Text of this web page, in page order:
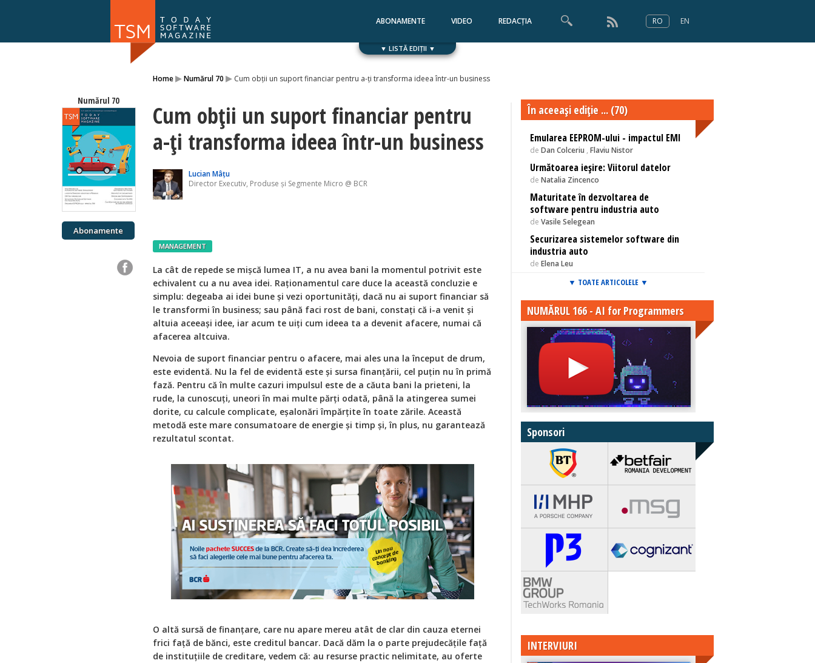
ABONAMENTE VIDEO REDACȚIA RO EN
▼ LISTĂ EDIȚII ▼
Home▸Numărul 70 ▸ Cum obții un suport financiar pentru a-ți transforma ideea într-un business
Numărul 70
Abonamente
Cum obții un suport financiar pentru
a-ți transforma ideea într-un business
Lucian Mâțu
Director Executiv, Produse și Segmente Micro @ BCR
MANAGEMENT
La cât de repede se mişcă lumea IT, a nu avea bani la momentul potrivit este
echivalent cu a nu avea idei. Raţionamentul care duce la această concluzie e
simplu: degeaba ai idei bune şi vezi oportunităţi, dacă nu ai suport financiar să
le transformi în business; sau până faci rost de bani, constaţi că i-a venit şi
altuia aceeaşi idee, iar acum te uiţi cum ideea ta a devenit afacere, numai că
afacerea altcuiva.
Nevoia de suport financiar pentru o afacere, mai ales una la început de drum,
este evidentă. Nu la fel de evidentă este şi sursa finanţării, cel puţin nu în primă
fază. Pentru că în multe cazuri impulsul este de a căuta bani la prieteni, la
rude, la cunoscuţi, uneori în mai multe părţi odată, până la atingerea sumei
dorite, cu calcule complicate, eşalonări împărţite în toate zările. Această
metodă este mare consumatoare de energie şi timp şi, în plus, nu garantează
rezultatul scontat.
O altă sursă de finanţare, care nu apare mereu atât de clar din cauza eternei
frici faţă de bănci, este creditul bancar. Dacă dăm la o parte prejudecăţile faţă
de instituţiile de creditare, vedem că: au resurse practic nelimitate, au oferte
În aceeaşi ediţie ... (70)
Emularea EEPROM-ului - impactul EMI
de Dan Colceriu , Flaviu Nistor
Următoarea ieșire: Viitorul datelor
de Natalia Zincenco
Maturitate în dezvoltarea de
software pentru industria auto
de Vasile Selegean
Securizarea sistemelor software din
industria auto
de Elena Leu
▼ TOATE ARTICOLELE ▼
NUMĂRUL 166 - AI for Programmers
Sponsori
INTERVIURI